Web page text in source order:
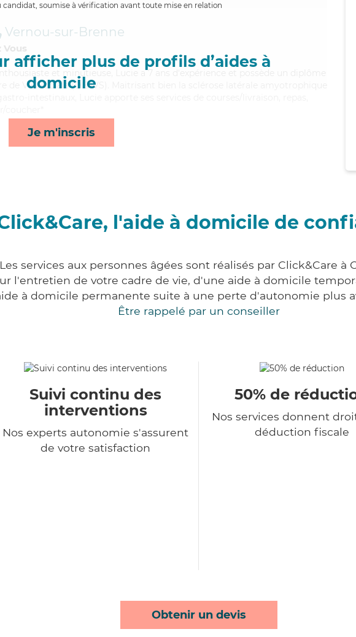
soumise à vérification avant toute mise en relation
afficher plus de profils d’aides à
domicile
Je m'inscris
Vernou-sur-Brenne
Vous
et minutieuse, Lucie a 7 ans d'expérience et possède un diplôme
de Vie Sociale (DEAVS). Maitrisant bien la sclérose latérale amyotrophique
l'aide à domicile de
Les services aux personnes âgées sont réalisés par Click&Care à
l'entretien de votre cadre de vie, d'une aide à domicile
à domicile permanente suite à une perte d'autonomie plus
Être rappelé par un conseiller
Suivi continu des
interventions
Nos experts autonomie s'assurent
de votre satisfaction
50% de
Nos services donnent
déduction fiscale
Obtenir un devis